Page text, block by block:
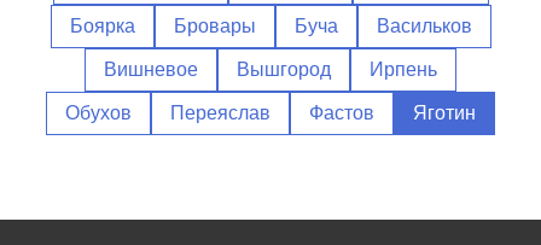
Боярка Бровары Буча Васильков
Вишневое Вышгород Ирпень
Обухов Переяслав Фастов Яготин